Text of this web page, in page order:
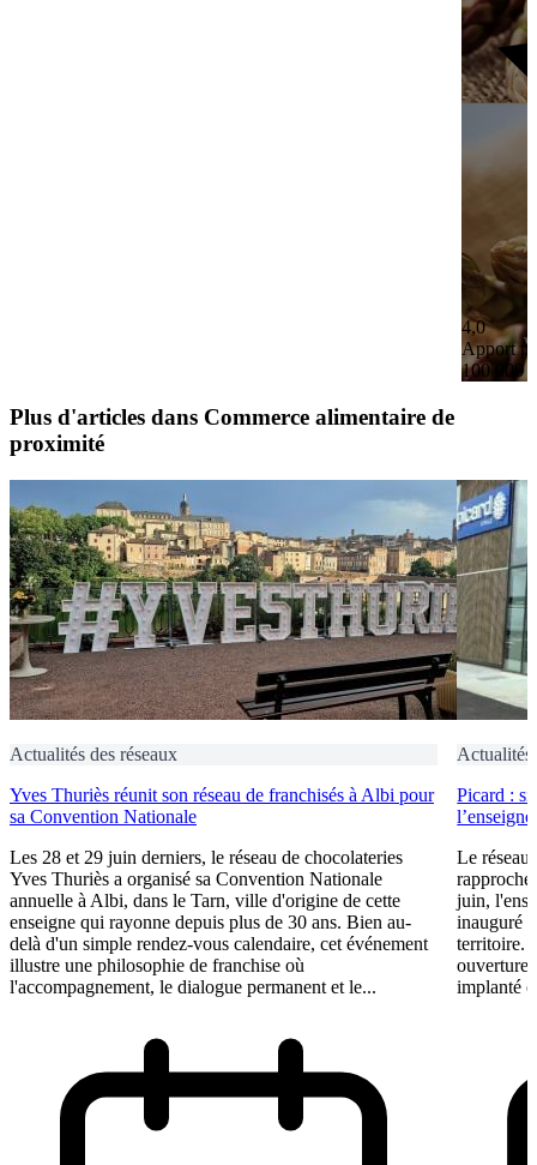
4,0
Apport
100 000 €
Plus d'articles dans Commerce alimentaire de
proximité
Actualités des réseaux
Yves Thuriès réunit son réseau de franchisés à Albi pour
sa Convention Nationale
Les 28 et 29 juin derniers, le réseau de chocolateries
Yves Thuriès a organisé sa Convention Nationale
annuelle à Albi, dans le Tarn, ville d'origine de cette
enseigne qui rayonne depuis plus de 30 ans. Bien au-
delà d'un simple rendez-vous calendaire, cet événement
illustre une philosophie de franchise où
l'accompagnement, le dialogue permanent et le...
Actualités
Picard :
Le réseau
rapproche
juin,
inauguré
territoire.
implanté